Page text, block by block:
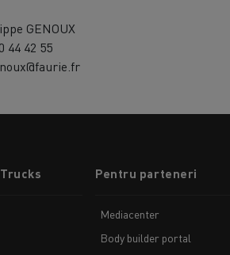
GENOUX
44 42 55
Pentru parteneri
Mediacenter
Body builder portal